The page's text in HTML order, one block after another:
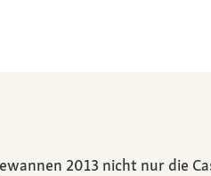
2013 nicht nur die